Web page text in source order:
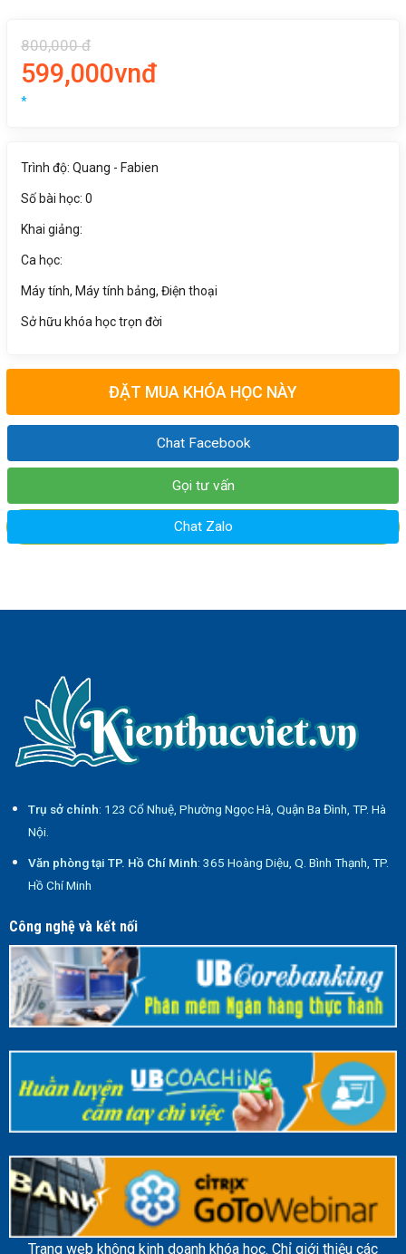
800,000 đ
599,000vnđ
*
Trình độ: Quang - Fabien
Số bài học: 0
Khai giảng:
Ca học:
Máy tính, Máy tính bảng, Điện thoại
Sở hữu khóa học trọn đời
ĐẶT MUA KHÓA HỌC NÀY
Chat Facebook
Gọi tư vấn
Chat Zalo
Trụ sở chính: 123 Cổ Nhuệ, Phường Ngọc Hà, Quận Ba Đình, TP. Hà
Nội.
Văn phòng tại TP. Hồ Chí Minh: 365 Hoàng Diệu, Q. Bình Thạnh, TP.
Hồ Chí Minh
Công nghệ và kết nối
Trang web không kinh doanh khóa học. Chỉ giới thiệu các